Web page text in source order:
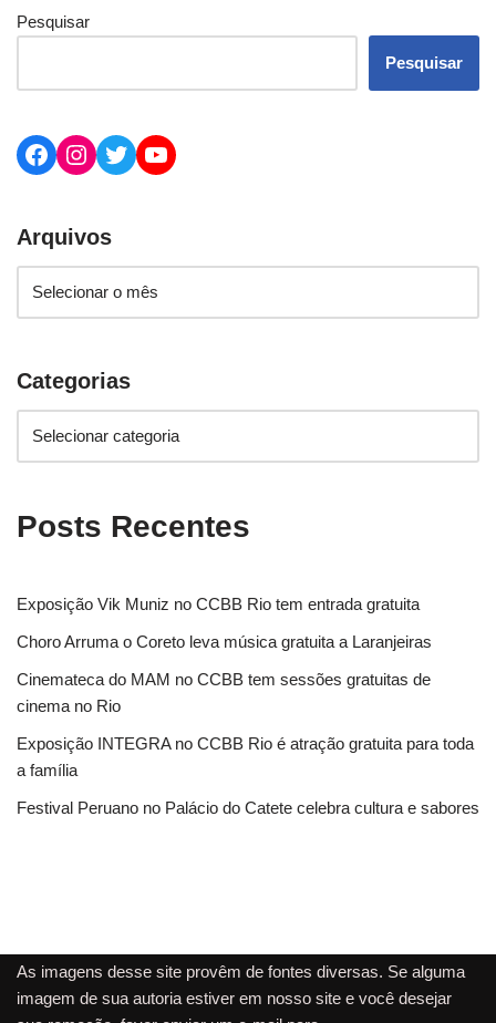
Pesquisar
Pesquisar
Arquivos
Categorias
Posts Recentes
Exposição Vik Muniz no CCBB Rio tem entrada gratuita
Choro Arruma o Coreto leva música gratuita a Laranjeiras
Cinemateca do MAM no CCBB tem sessões gratuitas de
cinema no Rio
Exposição INTEGRA no CCBB Rio é atração gratuita para toda
a família
Festival Peruano no Palácio do Catete celebra cultura e sabores
As imagens desse site provêm de fontes diversas. Se alguma
imagem de sua autoria estiver em nosso site e você desejar